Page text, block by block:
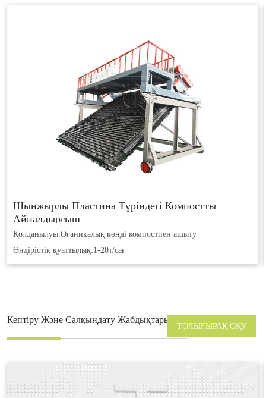
Шынжырлы Пластина Түріндегі Компостты
Айналдырғыш
Қолданылуы:Оганикалық көңді компостпен ашыту
Өндірістік қуаттылық:1-20т/сағ
Кептіру Және Салқындату Жабдықтары
ТОЛЫҒЫРАҚ ОҚУ